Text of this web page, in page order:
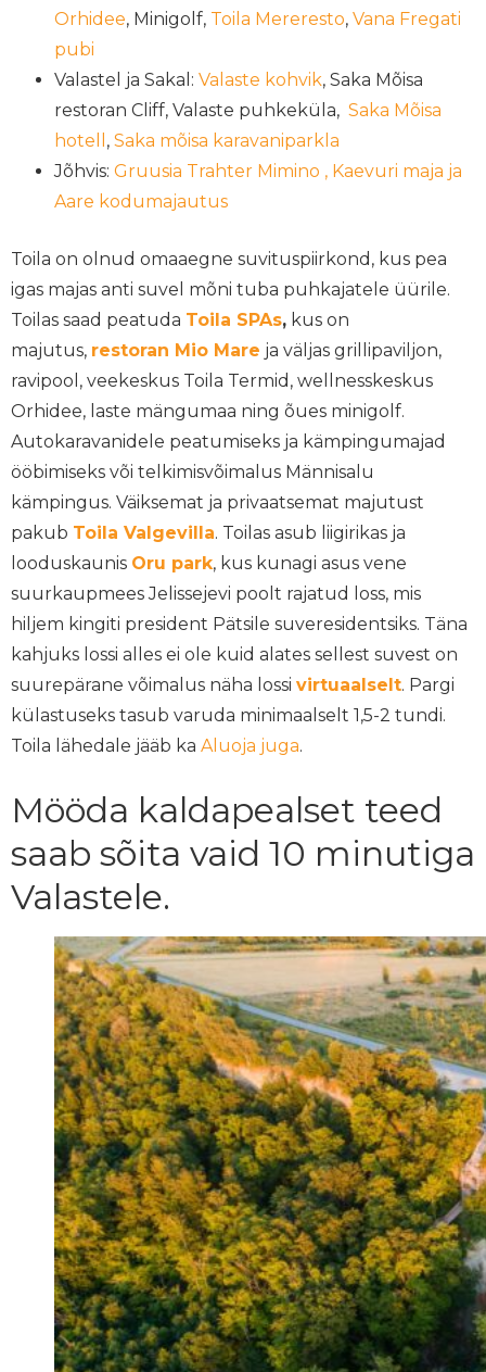
Orhidee, Minigolf, Toila Mereresto, Vana Fregati
pubi
Valastel ja Sakal: Valaste kohvik, Saka Mõisa
restoran Cliff, Valaste puhkeküla, Saka Mõisa
hotell , Saka mõisa karavaniparkla
Jõhvis: Gruusia Trahter Mimino , Kaevuri maja ja
Aare kodumajautus
Toila on olnud omaaegne suvituspiirkond, kus pea
igas majas anti suvel mõni tuba puhkajatele üürile.
Toilas saad peatuda Toila SPAs, kus on
majutus, restoran Mio Mare ja väljas grillipaviljon,
ravipool, veekeskus Toila Termid, wellnesskeskus
Orhidee, laste mängumaa ning õues minigolf.
Autokaravanidele peatumiseks ja kämpingumajad
ööbimiseks või telkimisvõimalus Männisalu
kämpingus. Väiksemat ja privaatsemat majutust
pakub Toila Valgevilla. Toilas asub liigirikas ja
looduskaunis Oru park, kus kunagi asus vene
suurkaupmees Jelissejevi poolt rajatud loss, mis
hiljem kingiti president Pätsile suveresidentsiks. Täna
kahjuks lossi alles ei ole kuid alates sellest suvest on
suurepärane võimalus näha lossi virtuaalselt. Pargi
külastuseks tasub varuda minimaalselt 1,5-2 tundi.
Toila lähedale jääb ka Aluoja juga.
Mööda kaldapealset teed
saab sõita vaid 10 minutiga
Valastele.